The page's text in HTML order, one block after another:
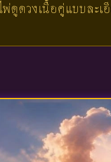
ดูดวงเนื้อคู่แบบละ